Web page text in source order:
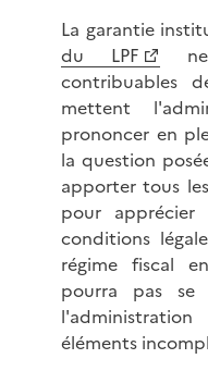
La garantie
du LPF
ne
contribuables
mettent
prononcer en
la question
apporter tous
pour apprécier
conditions
régime fiscal
pourra pas
éléments